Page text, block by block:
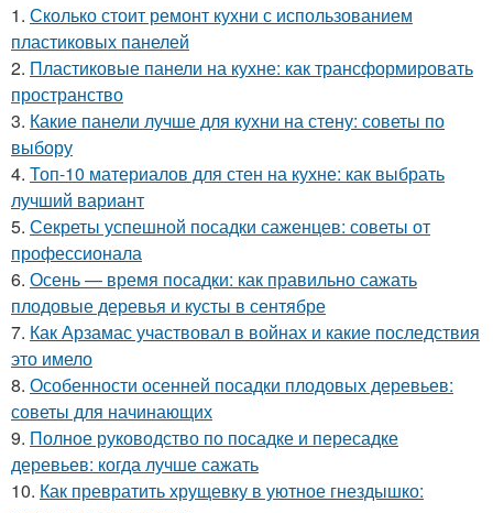
1. Сколько стоит ремонт кухни с использованием
пластиковых панелей
2. Пластиковые панели на кухне: как трансформировать
пространство
3. Какие панели лучше для кухни на стену: советы по
выбору
4. Топ-10 материалов для стен на кухне: как выбрать
лучший вариант
5. Секреты успешной посадки саженцев: советы от
профессионала
6. Осень — время посадки: как правильно сажать
плодовые деревья и кусты в сентябре
7. Как Арзамас участвовал в войнах и какие последствия
это имело
8. Особенности осенней посадки плодовых деревьев:
советы для начинающих
9. Полное руководство по посадке и пересадке
деревьев: когда лучше сажать
10. Как превратить хрущевку в уютное гнездышко: